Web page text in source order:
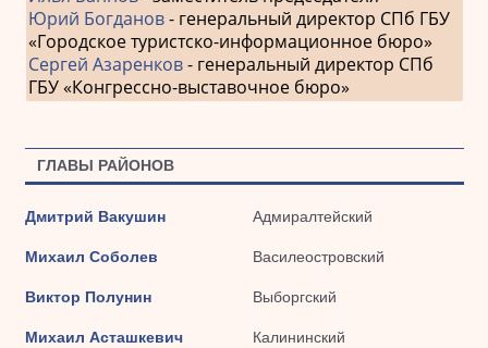
Юрий Богданов- генеральный директор СПб ГБУ
«Городское туристско-информационное бюро»
Сергей Азаренков- генеральный директор СПб
ГБУ «Конгрессно-выставочное бюро»
ГЛАВЫ РАЙОНОВ
Дмитрий Вакушин Адмиралтейский
Михаил Соболев Василеостровский
Виктор Полунин Выборгский
Михаил Асташкевич Калининский